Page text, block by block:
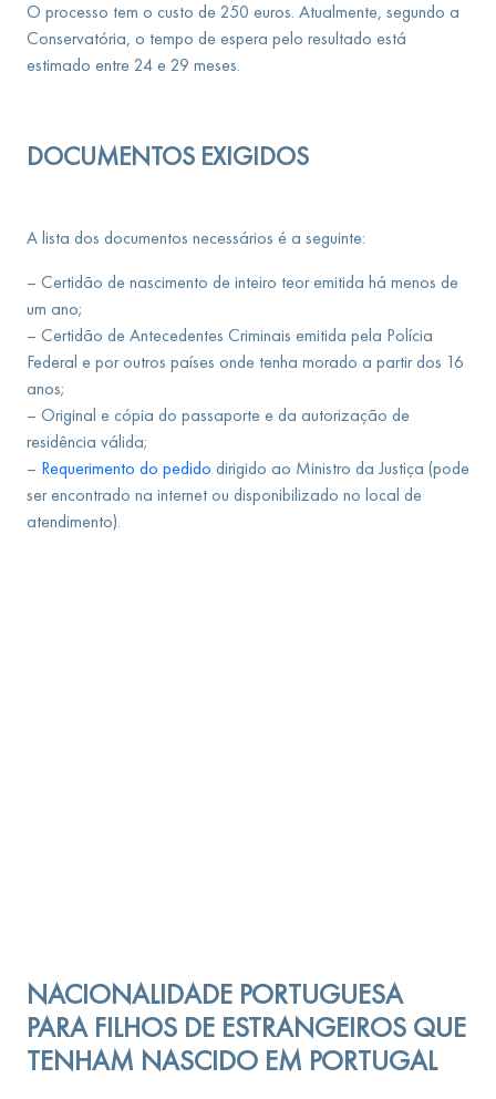
O processo tem o custo de 250 euros. Atualmente, segundo a
Conservatória, o tempo de espera pelo resultado está
estimado entre 24 e 29 meses.
DOCUMENTOS EXIGIDOS
A lista dos documentos necessários é a seguinte:
– Certidão de nascimento de inteiro teor emitida há menos de
um ano;
– Certidão de Antecedentes Criminais emitida pela Polícia
Federal e por outros países onde tenha morado a partir dos 16
anos;
– Original e cópia do passaporte e da autorização de
residência válida;
– Requerimento do pedido dirigido ao Ministro da Justiça (pode
ser encontrado na internet ou disponibilizado no local de
atendimento).
NACIONALIDADE PORTUGUESA
PARA FILHOS DE ESTRANGEIROS QUE
TENHAM NASCIDO EM PORTUGAL